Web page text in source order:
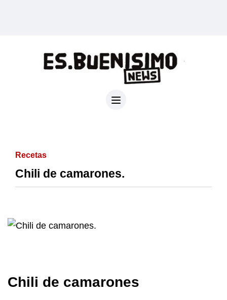
Recetas
Chili de camarones.
Chili de camarones